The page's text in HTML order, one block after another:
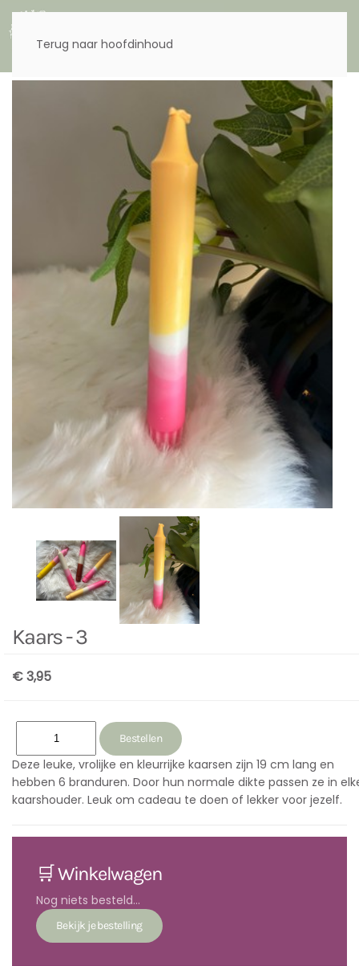
Terug naar hoofdinhoud
Kaars - 3
€ 3,95
Deze leuke, vrolijke en kleurrijke kaarsen zijn 19 cm lang en
hebben 6 branduren. Door hun normale dikte passen ze in
kaarshouder. Leuk om cadeau te doen of lekker voor jezelf.
🛒 Winkelwagen
Nog niets besteld...